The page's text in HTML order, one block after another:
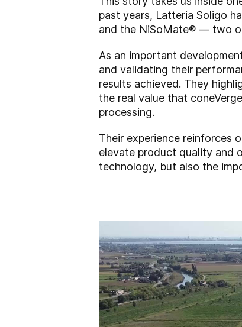
past years, Latteria Soligo
and the NiSoMate® — two
As an important
and validating their
results achieved. They
the real value that
processing.
Their experience reinforces
elevate product quality and
technology, but also the